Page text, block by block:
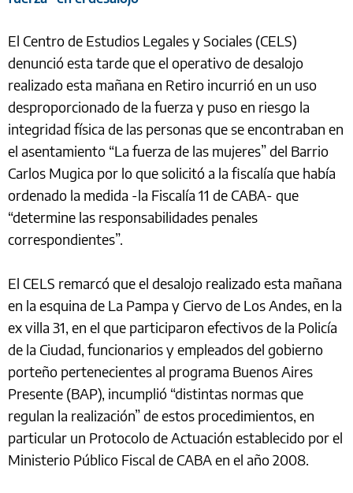
El Centro de Estudios Legales y Sociales (CELS)
denunció esta tarde que el operativo de desalojo
realizado esta mañana en Retiro incurrió en un uso
desproporcionado de la fuerza y puso en riesgo la
integridad física de las personas que se encontraban en
el asentamiento “La fuerza de las mujeres” del Barrio
Carlos Mugica por lo que solicitó a la fiscalía que había
ordenado la medida -la Fiscalía 11 de CABA- que
“determine las responsabilidades penales
correspondientes”.
El CELS remarcó que el desalojo realizado esta mañana
en la esquina de La Pampa y Ciervo de Los Andes, en la
ex villa 31, en el que participaron efectivos de la Policía
de la Ciudad, funcionarios y empleados del gobierno
porteño pertenecientes al programa Buenos Aires
Presente (BAP), incumplió “distintas normas que
regulan la realización” de estos procedimientos, en
particular un Protocolo de Actuación establecido por el
Ministerio Público Fiscal de CABA en el año 2008.